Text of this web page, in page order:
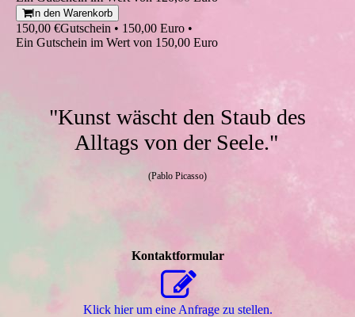
In den Warenkorb
150,00 €Gutschein • 150,00 Euro •
Ein Gutschein im Wert von 150,00 Euro
"Kunst wäscht den Staub des
Alltags von der Seele."
(Pablo Picasso)
Kontaktformular
Klick hier um eine Anfrage zu stellen.